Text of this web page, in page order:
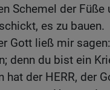
Schemel der
es zu bauen.
Gott ließ mir
denn du bist ein
hat der HERR, der